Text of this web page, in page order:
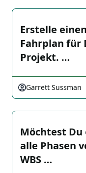
Erstelle
Fahrplan für
Projekt. …
Garrett Sussman
Möchtest
alle Phasen
WBS …